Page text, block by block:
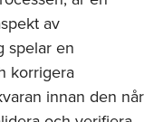
av
spelar en
korrigera
innan den når